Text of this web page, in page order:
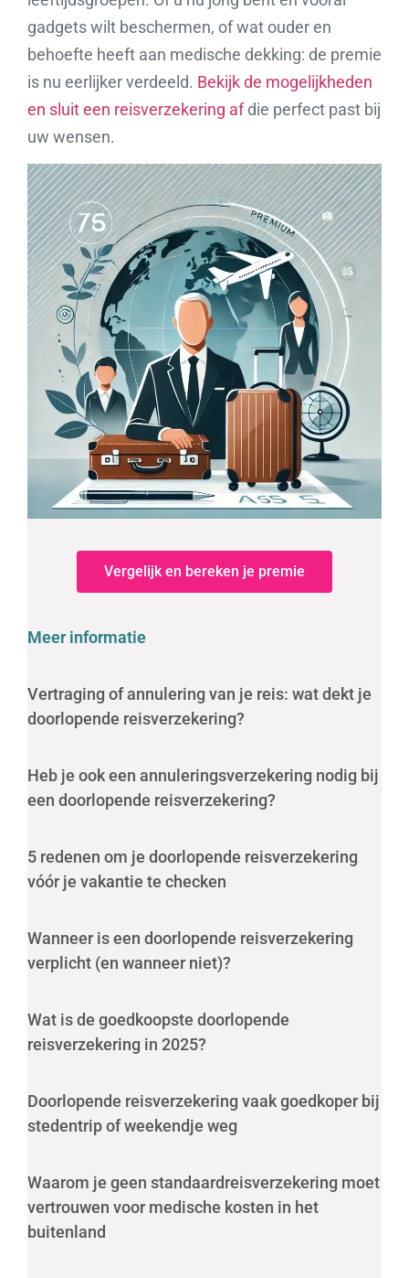
Vergelijk en bereken je premie
Meer informatie
Vertraging of annulering van je reis: wat dekt je
doorlopende reisverzekering?
Heb je ook een annuleringsverzekering nodig bij
een doorlopende reisverzekering?
5 redenen om je doorlopende reisverzekering
vóór je vakantie te checken
Wanneer is een doorlopende reisverzekering
verplicht (en wanneer niet)?
Wat is de goedkoopste doorlopende
reisverzekering in 2025?
Doorlopende reisverzekering vaak goedkoper bij
stedentrip of weekendje weg
Waarom je geen standaardreisverzekering moet
vertrouwen voor medische kosten in het
buitenland
gadgets wilt beschermen, of wat ouder en
behoefte heeft aan medische dekking: de premie
is nu eerlijker verdeeld. Bekijk de mogelijkheden
en sluit een reisverzekering afdie perfect past bij
uw wensen.